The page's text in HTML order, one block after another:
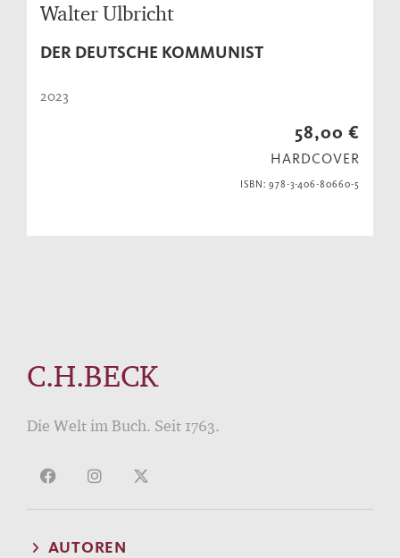
Walter Ulbricht
DER DEUTSCHE KOMMUNIST
2023
58,00 €
HARDCOVER
ISBN: 978-3-406-80660-5
C.H.BECK
Die Welt im Buch. Seit 1763.
AUTOREN